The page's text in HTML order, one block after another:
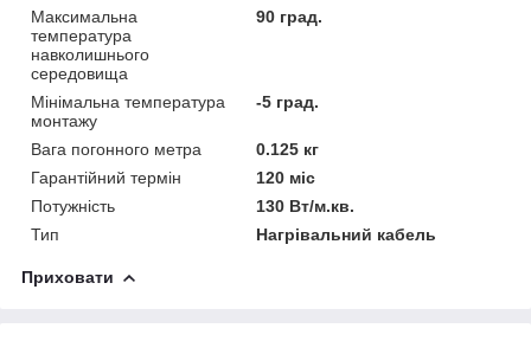
Максимальна
температура
навколишнього
середовища
90 град.
Мінімальна температура
монтажу
-5 град.
Вага погонного метра
0.125 кг
Гарантійний термін
120 міс
Потужність
130 Вт/м.кв.
Тип
Нагрівальний кабель
Приховати